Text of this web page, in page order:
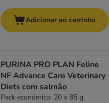
Adicionar ao carrinho
PURINA PRO PLAN Feline
NF Advance Care Veterinary
Diets com salmão
Pack económico: 20 x 85 g